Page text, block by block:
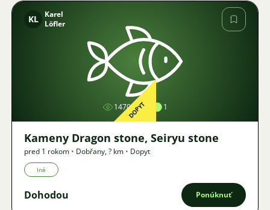
Obrázok
KL
Karel
Löfler
1470 1
DOPYT
Kameny Dragon stone, Seiryu stone
pred 1 rokom • Dobřany,? km • Dopyt
Iné
Dohodou Ponúknuť